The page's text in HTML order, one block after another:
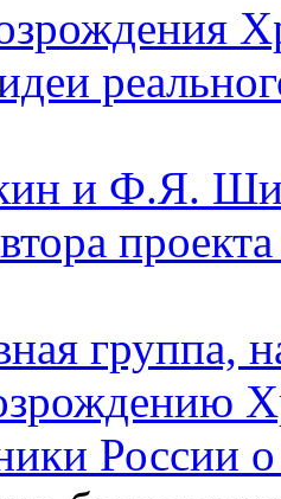
и Ф.Я.
группа,
России